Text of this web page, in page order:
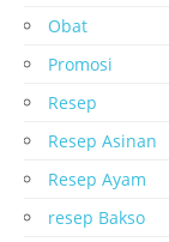
Obat
Promosi
Resep
Resep Asinan
Resep Ayam
resep Bakso